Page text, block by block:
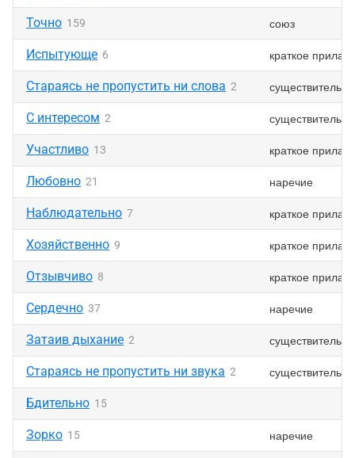
Точно 159 союз
Испытующе 6 краткое
Стараясь не пропустить ни слова 2
С интересом 2
Участливо 13 краткое
Любовно 21 наречие
Наблюдательно 7 краткое
Хозяйственно 9 краткое
Отзывчиво 8 краткое
Сердечно 37 наречие
Затаив дыхание 2
Стараясь не пропустить ни звука 2
Бдительно 15
Зорко 15 наречие